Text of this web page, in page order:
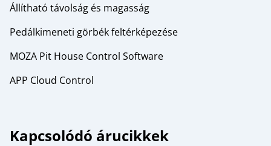
Állítható távolság és magasság
Pedálkimeneti görbék feltérképezése
MOZA Pit House Control Software
APP Cloud Control
Kapcsolódó árucikkek